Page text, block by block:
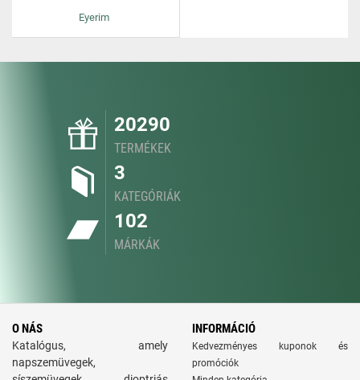
Eyerim
20290
TERMÉKEK
3
KATEGÓRIÁK
102
MÁRKÁK
O NÁS
Katalógus, amely
napszemüvegek,
INFORMÁCIÓ
Kedvezményes kuponok és
promóciók